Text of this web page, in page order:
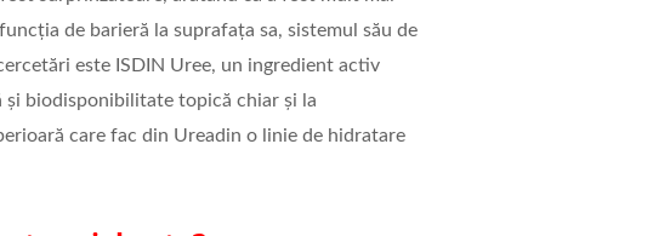
de barieră la suprafața sa, sistemul său de
este ISDIN Uree, un ingredient activ
și biodisponibilitate topică chiar și la
care fac din Ureadin o linie de hidratare